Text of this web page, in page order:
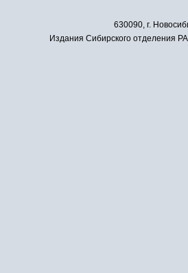
630090, г.
Издания Сибирского отделения